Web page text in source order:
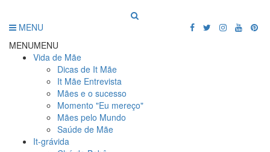
MENU
MENUMENU
Vida de Mãe
Dicas de It Mãe
It Mãe Entrevista
Mães e o sucesso
Momento "Eu mereço"
Mães pelo Mundo
Saúde de Mãe
It-grávida